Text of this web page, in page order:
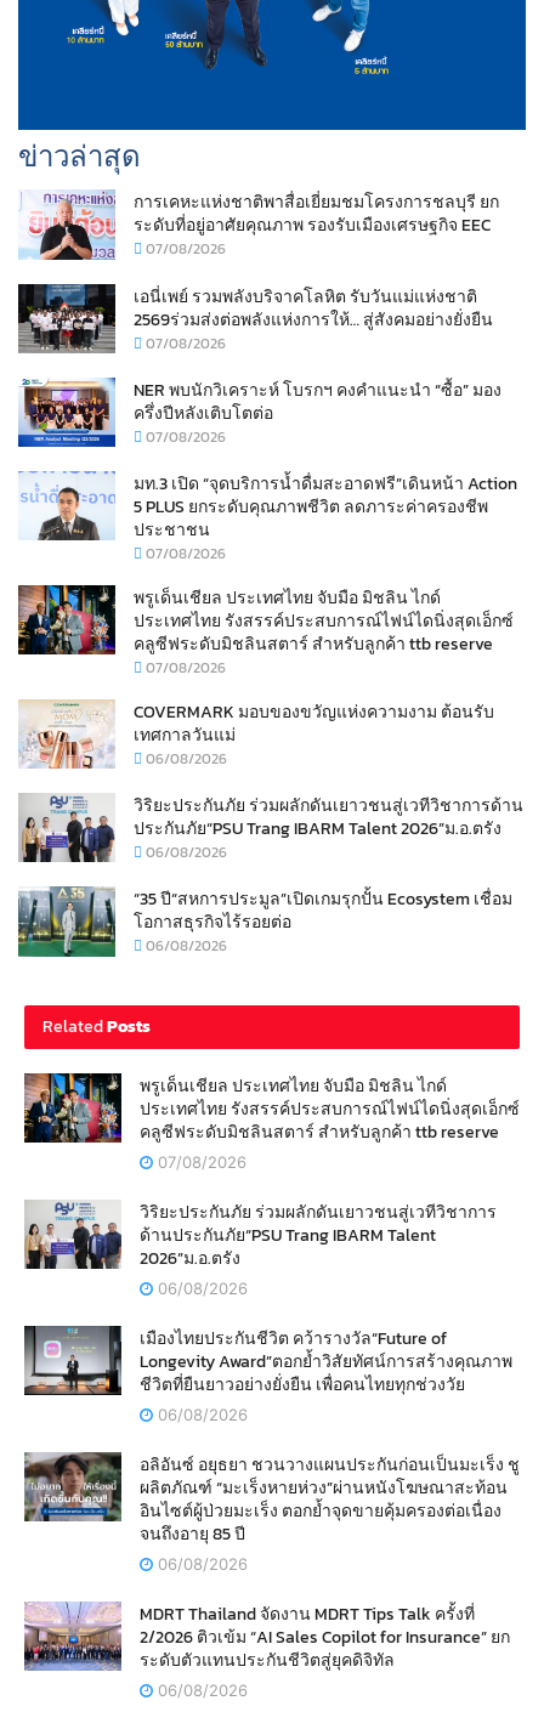
ข่าวล่าสุด
การเคหะแห่งชาติพาสื่อเยี่ยมชมโครงการชลบุรี ยก
ระดับที่อยู่อาศัยคุณภาพ รองรับเมืองเศรษฐกิจ EEC
07/08/2026
เอนี่เพย์ รวมพลังบริจาคโลหิต รับวันแม่แห่งชาติ
2569ร่วมส่งต่อพลังแห่งการให้… สู่สังคมอย่างยั่งยืน
07/08/2026
NER พบนักวิเคราะห์ โบรกฯ คงคำแนะนำ “ซื้อ” มอง
ครึ่งปีหลังเติบโตต่อ
07/08/2026
มท.3 เปิด “จุดบริการน้ำดื่มสะอาดฟรี”เดินหน้า Action
5 PLUS ยกระดับคุณภาพชีวิต ลดภาระค่าครองชีพ
ประชาชน
07/08/2026
พรูเด็นเชียล ประเทศไทย จับมือ มิชลิน ไกด์
ประเทศไทย รังสรรค์ประสบการณ์ไฟน์ไดนิ่งสุดเอ็กซ์
คลูซีฟระดับมิชลินสตาร์ สำหรับลูกค้า ttb reserve
07/08/2026
COVERMARK มอบของขวัญแห่งความงาม ต้อนรับ
เทศกาลวันแม่
06/08/2026
วิริยะประกันภัย ร่วมผลักดันเยาวชนสู่เวทีวิชาการด้าน
ประกันภัย“PSU Trang IBARM Talent 2026”ม.อ.ตรัง
06/08/2026
“35 ปี“สหการประมูล”เปิดเกมรุกปั้น Ecosystem เชื่อม
โอกาสธุรกิจไร้รอยต่อ
06/08/2026
RelatedPosts
พรูเด็นเชียล ประเทศไทย จับมือ มิชลิน ไกด์
ประเทศไทย รังสรรค์ประสบการณ์ไฟน์ไดนิ่งสุดเอ็กซ์
คลูซีฟระดับมิชลินสตาร์ สำหรับลูกค้า ttb reserve
07/08/2026
วิริยะประกันภัย ร่วมผลักดันเยาวชนสู่เวทีวิชาการ
ด้านประกันภัย“PSU Trang IBARM Talent
2026”ม.อ.ตรัง
06/08/2026
เมืองไทยประกันชีวิต คว้ารางวัล“Future of
Longevity Award”ตอกย้ำวิสัยทัศน์การสร้างคุณภาพ
ชีวิตที่ยืนยาวอย่างยั่งยืน เพื่อคนไทยทุกช่วงวัย
06/08/2026
อลิอันซ์ อยุธยา ชวนวางแผนประกันก่อนเป็นมะเร็ง ชู
ผลิตภัณฑ์ “มะเร็งหายห่วง”ผ่านหนังโฆษณาสะท้อน
อินไซต์ผู้ป่วยมะเร็ง ตอกย้ำจุดขายคุ้มครองต่อเนื่อง
จนถึงอายุ 85 ปี
06/08/2026
MDRT Thailand จัดงาน MDRT Tips Talk ครั้งที่
2/2026 ติวเข้ม “AI Sales Copilot for Insurance” ยก
ระดับตัวแทนประกันชีวิตสู่ยุคดิจิทัล
06/08/2026